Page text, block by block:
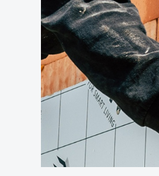
(TOITURE)